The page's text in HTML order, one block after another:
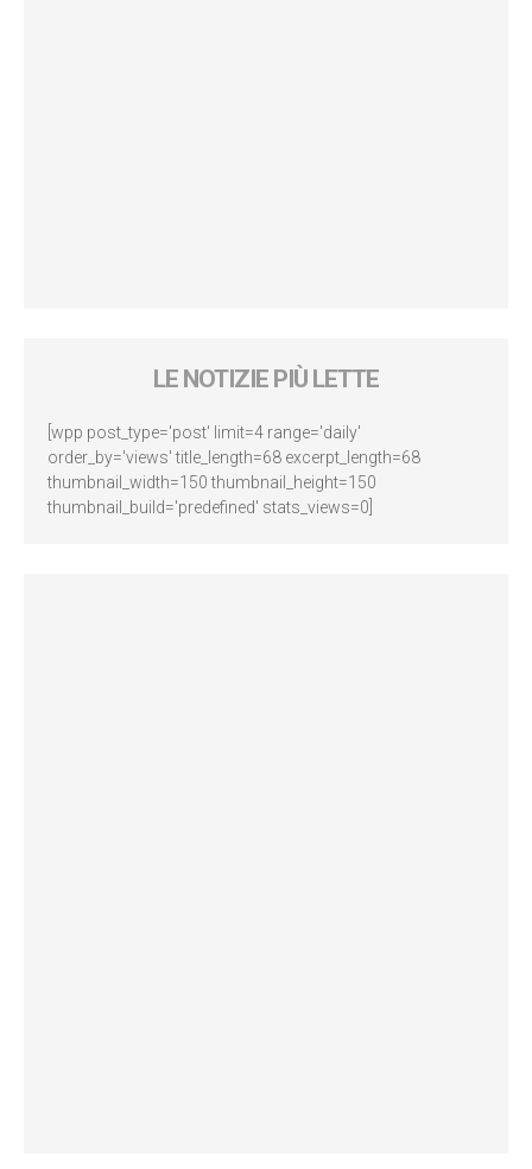
LE NOTIZIE PIÙ LETTE
[wpp post_type='post' limit=4 range='daily'
order_by='views' title_length=68 excerpt_length=68
thumbnail_width=150 thumbnail_height=150
thumbnail_build='predefined' stats_views=0]